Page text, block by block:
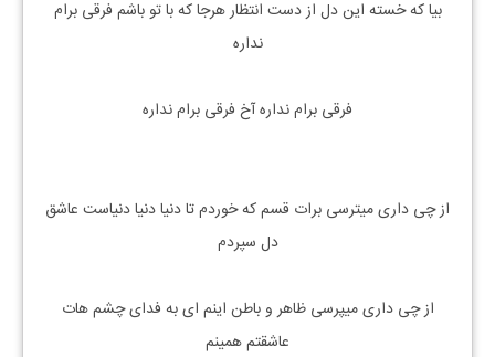
بیا که خسته این دل از دست انتظار هرجا که با تو باشم فرقی برام
نداره
فرقی برام نداره آخ فرقی برام نداره
از چی داری میترسی برات قسم که خوردم تا دنیا دنیا دنیاست عاشق
دل سپردم
از چی داری میپرسی ظاهر و باطن اینم ای به فدای چشم هات
عاشقتم همینم